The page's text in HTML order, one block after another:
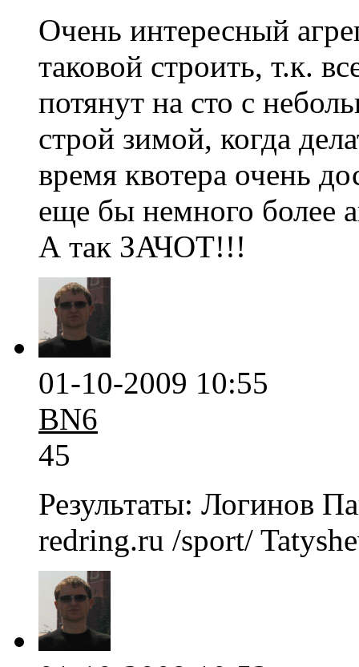
Очень интересный
таковой строить, т.к.
потянут на сто с
строй зимой, когда
время квотера очень
еще бы немного более
А так ЗАЧОТ!!!
01-10-2009 10:55
BN6
45
Результаты: Логинов
redring.ru /sport/